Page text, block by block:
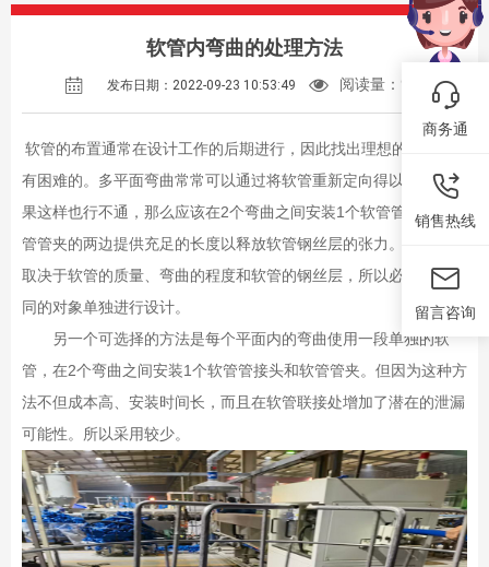
软管内弯曲的处理方法
发布日期：2022-09-23 10:53:49 阅读量： 983
软管的布置通常在设计工作的后期进行，因此找出理想的路径是
有困难的。多平面弯曲常常可以通过将软管重新定向得以避免。如
果这样也行不通，那么应该在2个弯曲之间安装1 个软管管夹，在软
管管夹的两边提供充足的长度以释放软管钢丝层的张力。这个长度
取决于软管的质量、弯曲的程度和软管的钢丝层，所以必须针对不
同的对象单独进行设计。
另一个可选择的方法是每个平面内的弯曲使用一段单独的软
管，在2个弯曲之间安装1个软管管接头和软管管夹。但因为这种方
法不但成本高、安装时间长，而且在软管联接处增加了潜在的泄漏
可能性。所以采用较少。
商务通
销售热线
留言咨询